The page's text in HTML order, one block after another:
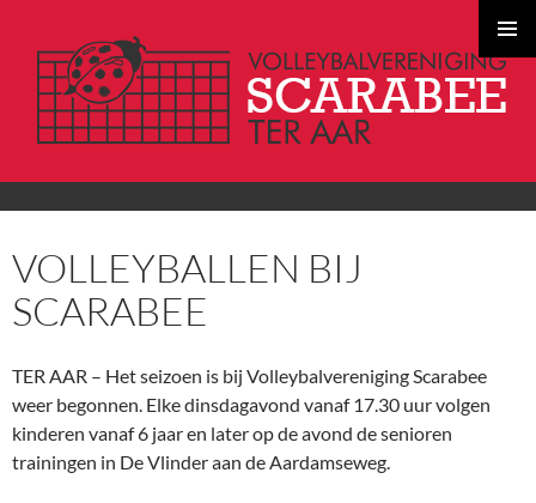
MENU
NAAR
DE
INHOUD
VOLLEYBALLEN BIJ
SCARABEE
TER AAR – Het seizoen is bij Volleybalvereniging Scarabee
weer begonnen. Elke dinsdagavond vanaf 17.30 uur volgen
kinderen vanaf 6 jaar en later op de avond de senioren
trainingen in De Vlinder aan de Aardamseweg.